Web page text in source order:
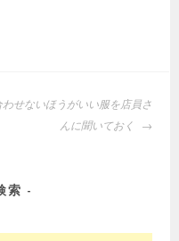
わせないほうがいい服を店員さ
んに聞いておく
索